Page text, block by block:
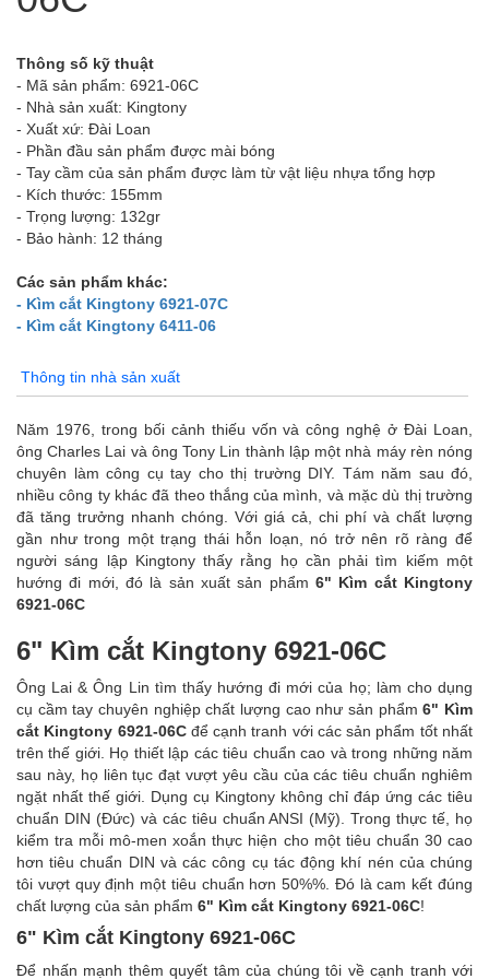
Thông số kỹ thuật
- Mã sản phẩm: 6921-06C
- Nhà sản xuất: Kingtony
- Xuất xứ: Đài Loan
- Phần đầu sản phẩm được mài bóng
- Tay cầm của sản phẩm được làm từ vật liệu nhựa tổng hợp
- Kích thước: 155mm
- Trọng lượng: 132gr
- Bảo hành: 12 tháng
Các sản phẩm khác:
- Kìm cắt Kingtony 6921-07C
- Kìm cắt Kingtony 6411-06
Thông tin nhà sản xuất
Năm 1976, trong bối cảnh thiếu vốn và công nghệ ở Đài Loan,
ông Charles Lai và ông Tony Lin thành lập một nhà máy rèn nóng
chuyên làm công cụ tay cho thị trường DIY. Tám năm sau đó,
nhiều công ty khác đã theo thắng của mình, và mặc dù thị trường
đã tăng trưởng nhanh chóng. Với giá cả, chi phí và chất lượng
gần như trong một trạng thái hỗn loạn, nó trở nên rõ ràng để
người sáng lập Kingtony thấy rằng họ cần phải tìm kiếm một
hướng đi mới, đó là sản xuất sản phẩm 6" Kìm cắt Kingtony
6921-06C
6" Kìm cắt Kingtony 6921-06C
Ông Lai & Ông Lin tìm thấy hướng đi mới của họ; làm cho dụng
cụ cầm tay chuyên nghiệp chất lượng cao như sản phẩm6" Kìm
cắt Kingtony 6921-06Cđể cạnh tranh với các sản phẩm tốt nhất
trên thế giới. Họ thiết lập các tiêu chuẩn cao và trong những năm
sau này, họ liên tục đạt vượt yêu cầu của các tiêu chuẩn nghiêm
ngặt nhất thế giới. Dụng cụ Kingtony không chỉ đáp ứng các tiêu
chuẩn DIN (Đức) và các tiêu chuẩn ANSI (Mỹ). Trong thực tế, họ
kiểm tra mỗi mô-men xoắn thực hiện cho một tiêu chuẩn 30 cao
hơn tiêu chuẩn DIN và các công cụ tác động khí nén của chúng
tôi vượt quy định một tiêu chuẩn hơn 50%%. Đó là cam kết đúng
chất lượng của sản phẩm 6" Kìm cắt Kingtony 6921-06C!
6" Kìm cắt Kingtony 6921-06C
Để nhấn mạnh thêm quyết tâm của chúng tôi về cạnh tranh với